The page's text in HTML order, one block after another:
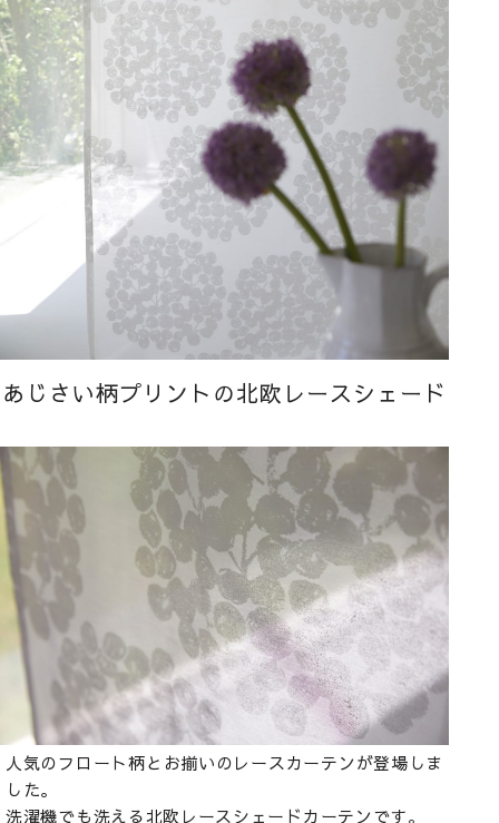
あじさい柄プリントの北欧レースシェード
人気のフロート柄とお揃いのレースカーテンが登場しま
した。
洗濯機でも洗える北欧レースシェードカーテンです。